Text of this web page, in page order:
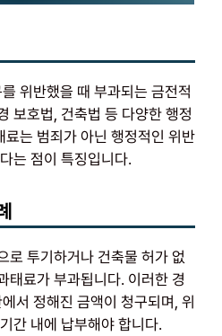
위반했을 때 부과되는 금전적
보호법, 건축법 등 다양한 행정
는 범죄가 아닌 행정적인 위반
는 점이 특징입니다.
로 투기하거나 건축물 허가 없
태료가 부과됩니다. 이러한 경
서 정해진 금액이 청구되며, 위
간 내에 납부해야 합니다.